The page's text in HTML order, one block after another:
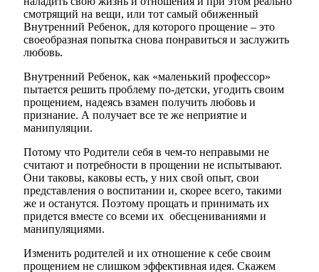
смотрящий на вещи, или тот самый обиженный
Внутренний Ребенок, для которого прощение – это
своеобразная попытка снова понравиться и заслужить
любовь.
Внутренний Ребенок, как «маленький профессор»
пытается решить проблему по-детски, угодить своим
прощением, надеясь взамен получить любовь и
признание. А получает все те же неприятие и
манипуляции.
Потому что Родители себя в чем-то неправыми не
считают и потребности в прощении не испытывают.
Они таковы, каковы есть, у них свой опыт, свои
представления о воспитании и, скорее всего, такими
же и останутся. Поэтому прощать и принимать их
придется вместе со всеми их обесцениваниями и
манипуляциями.
Изменить родителей и их отношение к себе своим
прощением не слишком эффективная идея. Скажем